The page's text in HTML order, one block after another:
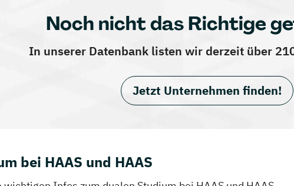
Noch nicht das Richtige
In unserer Datenbank listen wir derzeit über
Jetzt Unternehmen finden!
bei HAAS und HAAS